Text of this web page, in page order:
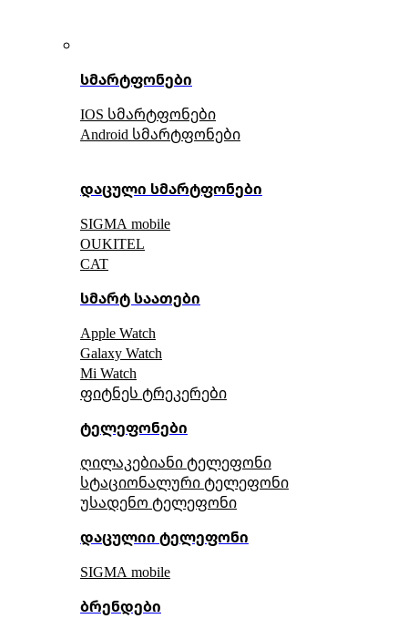
სმარტფონები
IOS სმარტფონები
Android სმარტფონები
დაცული სმარტფონები
SIGMA mobile
OUKITEL
CAT
სმარტ საათები
Apple Watch
Galaxy Watch
Mi Watch
ფიტნეს ტრეკერები
ტელეფონები
ღილაკებიანი ტელეფონი
სტაციონალური ტელეფონი
უსადენო ტელეფონი
დაცულიი ტელეფონი
SIGMA mobile
ბრენდები